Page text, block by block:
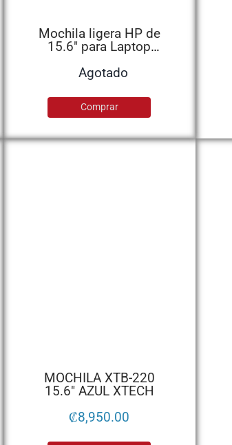
Mochila ligera HP de
15.6″ para Laptop
Agotado
Comprar
MOCHILA XTB-220
15.6″ AZUL XTECH
₡8,950.00